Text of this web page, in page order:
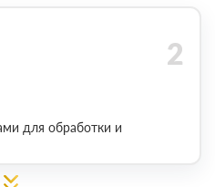
для обработки и